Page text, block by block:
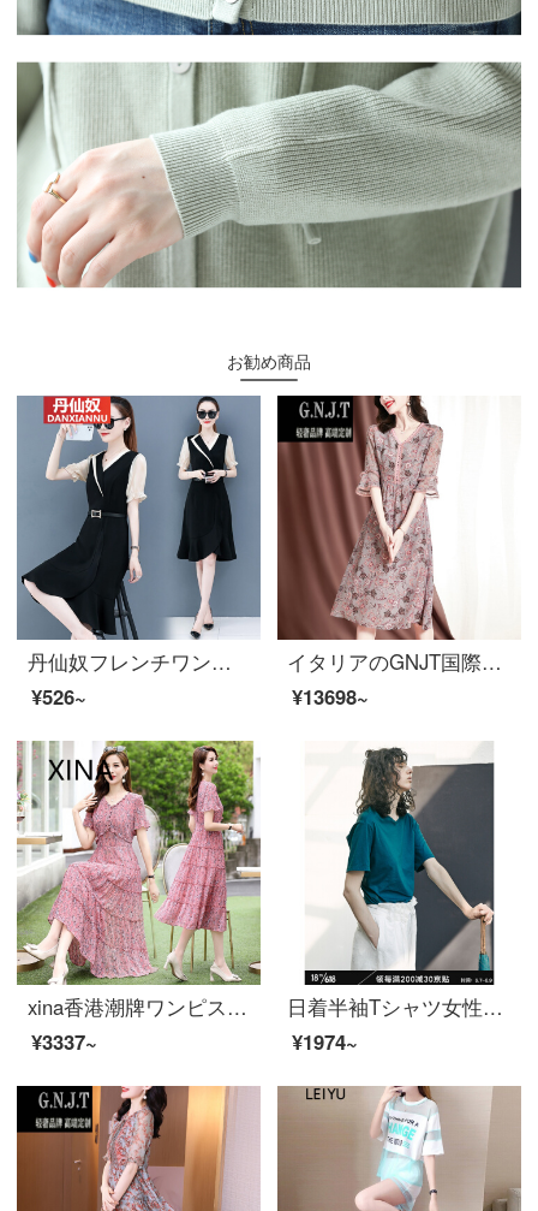
お勧め商品
丹仙奴フレンチワンピース女性2020新春夏韓国版はウエストが細く見える魚尾スカートのセレブ気質黒スカートのシャンパン色【ワンピース】S
¥526~
イタリアのGNJT国際軽贅沢ブランド「シルクピート」の女装夏2021年新着商品上品で優しい雰囲気の小花さんシルク夏ローリングスカーピンクM
¥13698~
xina香港潮牌ワンピス夏2021年新商品軽熟今年流行したシフォンが痩せています。ロングスカーの花がたくさん咲いています。
¥3337~
日着半袖Tシャツ女性オリジナルデザイン服夏新着商品ファッション半袖女史Tシャツゆったり胸机小众トッピングTシャツ江湖ブルーS
¥1974~